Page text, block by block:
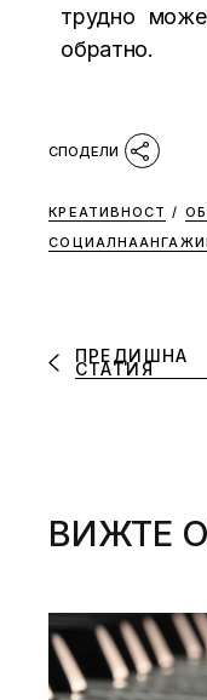
трудно
обратно.
КРЕАТИВНОСТ /
ПРЕДИШНА
СТАТИЯ
ВИЖТЕ